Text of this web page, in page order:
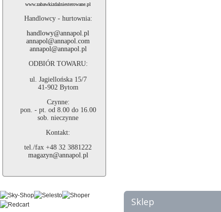
www.zabawkizdalniesterowane.pl
Handlowcy - hurtownia:
handlowy@annapol.pl
annapol@annapol.com
annapol@annapol.pl
ODBIÓR TOWARU:
ul. Jagiellońska 15/7
41-902 Bytom
Czynne:
pon. - pt. od 8.00 do 16.00
sob. nieczynne
Kontakt:
tel./fax +48 32 3881222
magazyn@annapol.pl
Sklep